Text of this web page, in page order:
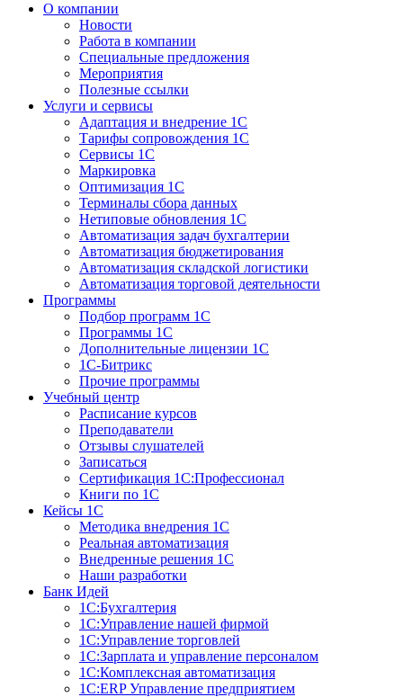
О компании
Новости
Работа в компании
Специальные предложения
Мероприятия
Полезные ссылки
Услуги и сервисы
Адаптация и внедрение 1С
Тарифы сопровождения 1С
Сервисы 1С
Маркировка
Оптимизация 1С
Терминалы сбора данных
Нетиповые обновления 1С
Автоматизация задач бухгалтерии
Автоматизация бюджетирования
Автоматизация складской логистики
Автоматизация торговой деятельности
Программы
Подбор программ 1С
Программы 1С
Дополнительные лицензии 1С
1С-Битрикс
Прочие программы
Учебный центр
Расписание курсов
Преподаватели
Отзывы слушателей
Записаться
Сертификация 1С:Профессионал
Книги по 1С
Кейсы 1С
Методика внедрения 1С
Реальная автоматизация
Внедренные решения 1С
Наши разработки
Банк Идей
1С:Бухгалтерия
1С:Управление нашей фирмой
1С:Управление торговлей
1С:Зарплата и управление персоналом
1С:Комплексная автоматизация
1С:ERP Управление предприятием